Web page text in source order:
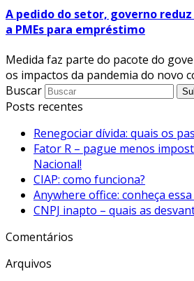
A pedido do setor, governo
a PMEs para empréstimo
Medida faz parte do pacote do
os impactos da pandemia do novo
Buscar
Posts recentes
Renegociar dívida: quais os
Fator R – pague menos
Nacional!
CIAP: como funciona?
Anywhere office: conheça
CNPJ inapto – quais as
Comentários
Arquivos